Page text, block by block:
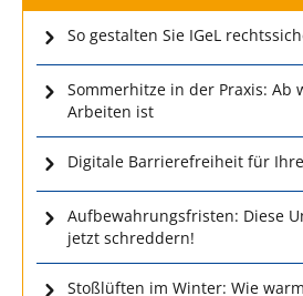
So gestalten Sie IGeL
Sommerhitze in der Praxis: Ab
Arbeiten ist
Digitale Barrierefreiheit für
Aufbewahrungsfristen: Diese
jetzt schreddern!
Stoßlüften im Winter: Wie